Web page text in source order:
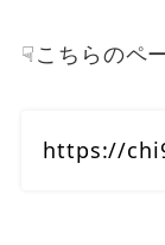
☟こちらのペ
https://